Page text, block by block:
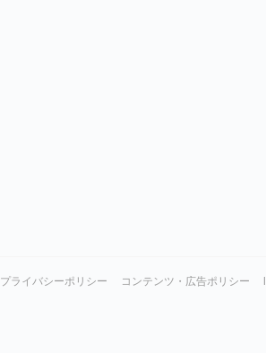
プライバシーポリシー コンテンツ・広告ポリシー